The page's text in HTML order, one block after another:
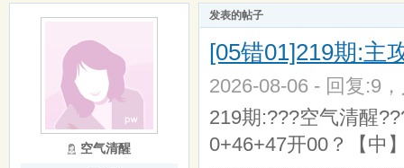
空气清醒
发表的帖子
[05错01]219期:主
2026-08-06 - 回复:9
219期:???空气清醒
0+46+47开00？【中